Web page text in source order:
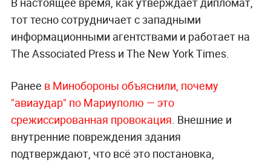
тот тесно сотрудничает с западными
информационными агентствами и работает на
The Associated Press и The New York Times.
Ранее в Минобороны объяснили, почему
"авиаудар" по Мариуполю — это
срежиссированная провокация. Внешние и
внутренние повреждения здания
подтверждают, что всё это постановка,